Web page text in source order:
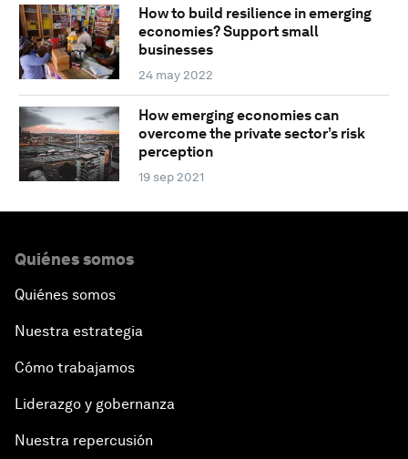
How to build resilience in emerging
economies? Support small
businesses
24 may 2022
How emerging economies can
overcome the private sector’s risk
perception
19 sep 2021
Quiénes somos
Quiénes somos
Nuestra estrategia
Cómo trabajamos
Liderazgo y gobernanza
Nuestra repercusión